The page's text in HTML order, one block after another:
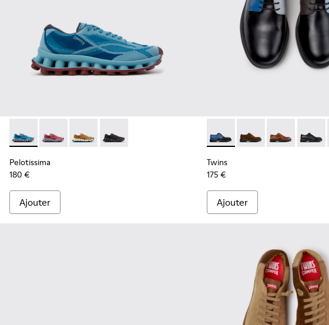
Pelotissima - K101109-011 - Baskets bleues en matières techniques
Pelotissima - K101109-010
Pelotissima - K101109-007 - Baskets marron en matières
Pelotissima - K101109-006 - Baskets noires en
Pelotissima
180 €
Ajouter
Twins - K100979-026 -
Twins - K100979-027
Twins - Twins
Twins
175 €
Ajouter